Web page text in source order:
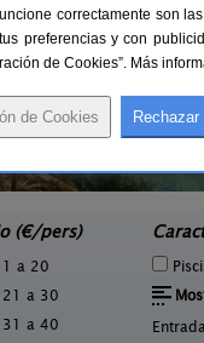
Les Eres de Gátova
(€/pers)
a 20
a 30
a 40
correctamente son
preferencias y con
de Cookies”. Más